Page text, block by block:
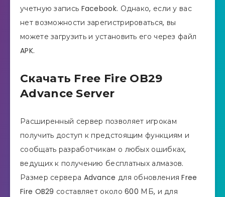
учетную запись Facebook. Однако, если у вас
нет возможности зарегистрироваться, вы
можете загрузить и установить его через файл
APK.
Скачать Free Fire OB29
Advance Server
Расширенный сервер позволяет игрокам
получить доступ к предстоящим функциям и
сообщать разработчикам о любых ошибках,
ведущих к получению бесплатных алмазов.
Размер сервера Advance для обновления Free
Fire OB29 составляет около 600 МБ, и для